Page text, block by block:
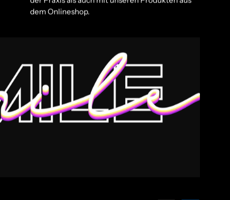
dem Onlineshop.